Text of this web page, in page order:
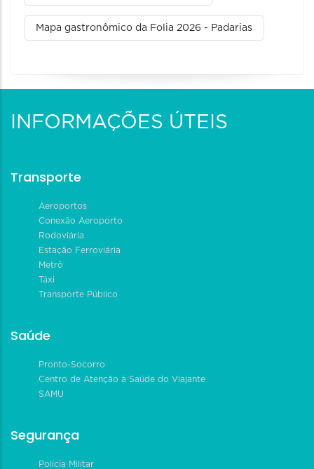
Mapa gastronômico da Folia 2026 - Padarias
INFORMAÇÕES ÚTEIS
Transporte
Aeroportos
Conexão Aeroporto
Rodoviária
Estação Ferroviária
Metrô
Táxi
Transporte Público
Saúde
Pronto-Socorro
Centro de Atenção à Saúde do Viajante
SAMU
Segurança
Polícia Militar